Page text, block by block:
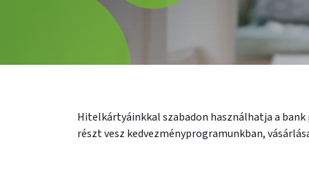
Hitelkártyáinkkal szabadon használhatja a
részt vesz kedvezményprogramunkban,